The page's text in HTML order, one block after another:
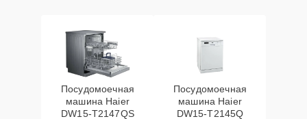
Посудомоечная
машина Haier
DW15-T2147QS
Посудомоечная
машина Haier
DW15-T2145Q